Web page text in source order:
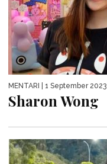
MENTARI | 1 September 2023
Sharon Wong